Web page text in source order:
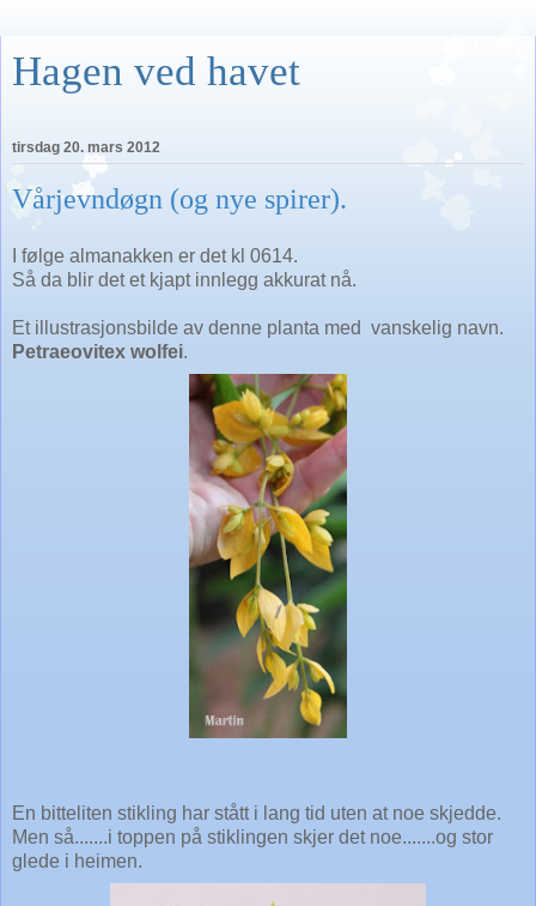
Hagen ved havet
tirsdag 20. mars 2012
Vårjevndøgn (og nye spirer).
I følge almanakken er det kl 0614.
Så da blir det et kjapt innlegg akkurat nå.
Et illustrasjonsbilde av denne planta med vanskelig navn.
Petraeovitex wolfei.
En bitteliten stikling har stått i lang tid uten at noe skjedde.
Men så.......i toppen på stiklingen skjer det noe.......og stor
glede i heimen.